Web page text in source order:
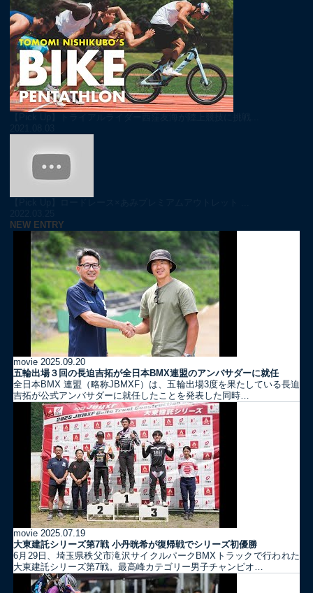
NEW ENTRY
movie 2025.09.20
五輪出場３回の長迫吉拓が全日本BMX連盟のアンバサダーに就任
全日本BMX 連盟（略称JBMXF）は、五輪出場3度を果たしている長迫
吉拓が公式アンバサダーに就任したことを発表した同時…
movie 2025.07.19
大東建託シリーズ第7戦 ⼩丹晄希が復帰戦でシリーズ初優勝
6月29日、埼玉県秩父市滝沢サイクルパークBMXトラックで行われた
大東建託シリーズ第7戦。最高峰カテゴリー男子チャンピオ…